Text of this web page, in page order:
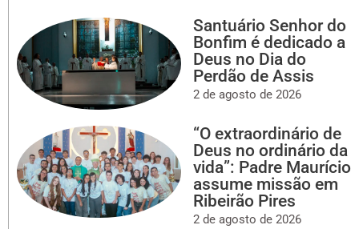
Santuário Senhor do
Bonfim é dedicado a
Deus no Dia do
Perdão de Assis
2 de agosto de 2026
“O extraordinário de
Deus no ordinário da
vida”: Padre Maurício
assume missão em
Ribeirão Pires
2 de agosto de 2026